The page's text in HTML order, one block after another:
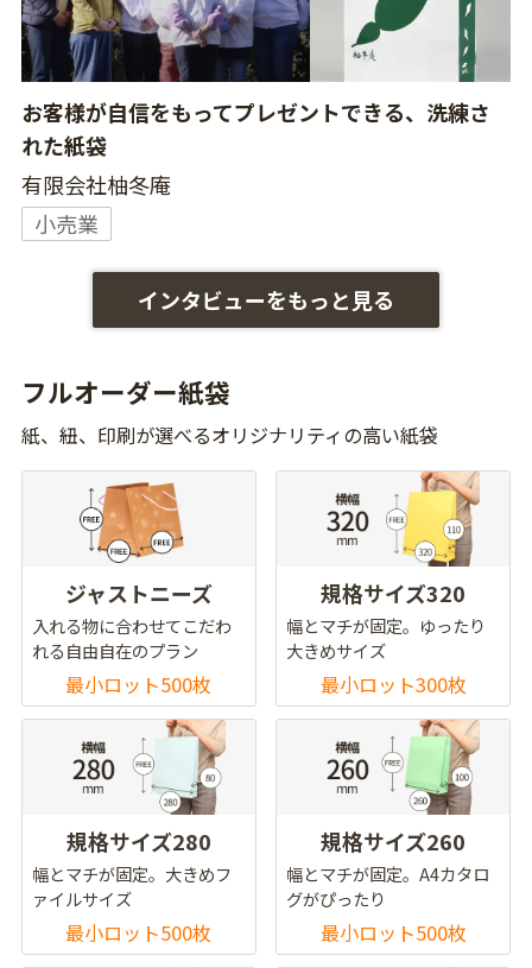
お客様が自信をもってプレゼントできる、洗練さ
れた紙袋
有限会社柚冬庵
小売業
インタビューをもっと見る
フルオーダー紙袋
紙、紐、印刷が選べるオリジナリティの高い紙袋
ジャストニーズ
入れる物に合わせてこだわ
れる自由自在のプラン
最小ロット500枚
規格サイズ320
幅とマチが固定。ゆったり
大きめサイズ
最小ロット300枚
規格サイズ280
幅とマチが固定。大きめフ
ァイルサイズ
最小ロット500枚
規格サイズ260
幅とマチが固定。A4カタロ
グがぴったり
最小ロット500枚